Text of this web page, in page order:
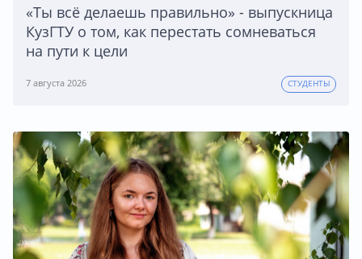
«Ты всё делаешь правильно» - выпускница
КузГТУ о том, как перестать сомневаться
на пути к цели
7 августа 2026 СТУДЕНТЫ